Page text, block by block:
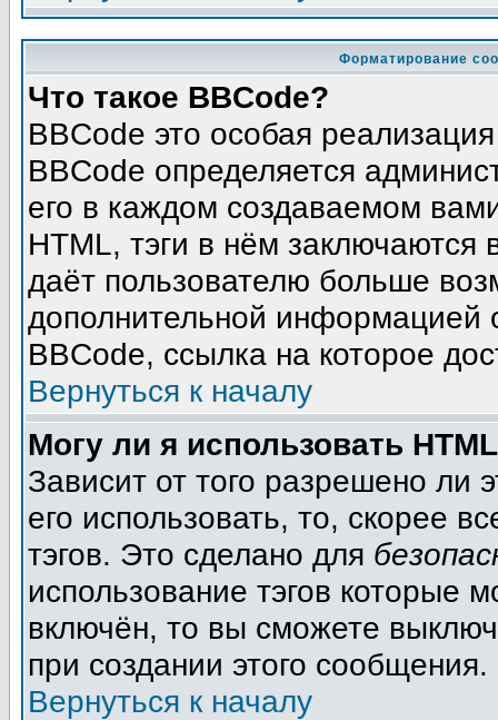
Форматирование
Что такое BBCode?
BBCode это особая
BBCode определяется
его в каждом создаваемом
HTML, тэги в нём заключаются
даёт пользователю больше
дополнительной информацией
BBCode, ссылка на которое
Вернуться к началу
Могу ли я использовать
Зависит от того разрешено ли
его использовать, то, скорее
тэгов. Это сделано для
использование тэгов которые
включён, то вы сможете
при создании этого сообщения.
Вернуться к началу